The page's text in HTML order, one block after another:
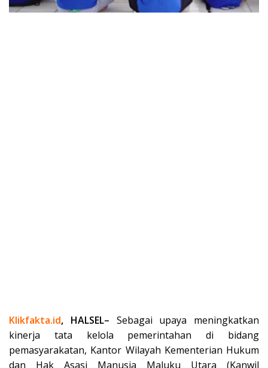
Klikfakta.id, HALSEL– Sebagai upaya meningkatkan
kinerja tata kelola pemerintahan di bidang
pemasyarakatan, Kantor Wilayah Kementerian Hukum
dan Hak Asasi Manusia Maluku Utara (Kanwil